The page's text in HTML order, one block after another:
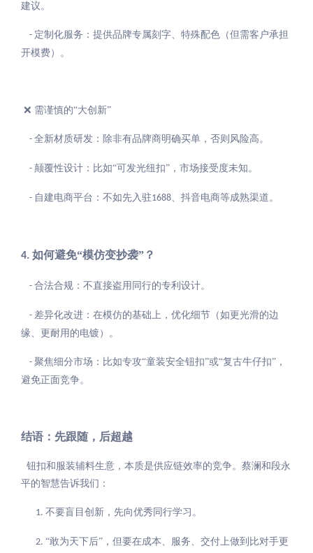
建议。
- 定制化服务：提供品牌专属刻字、特殊配色（但需客户承担
开模费）。
❌ 需谨慎的“大创新”
- 全新材质研发：除非有品牌商明确买单，否则风险高。
- 颠覆性设计：比如“可发光纽扣”，市场接受度未知。
- 自建电商平台：不如先入驻1688、抖音电商等成熟渠道。
4. 如何避免“模仿变抄袭”？
- 合法合规：不直接盗用同行的专利设计。
- 差异化改进：在模仿的基础上，优化细节（如更光滑的边
缘、更耐用的电镀）。
- 聚焦细分市场：比如专攻“童装安全钮扣”或“复古牛仔扣”，
避免正面竞争。
结语：先跟随，后超越
钮扣和服装辅料生意，本质是供应链效率的竞争。蔡澜和段永
平的智慧告诉我们：
1. 不要盲目创新，先向优秀同行学习。
2. “敢为天下后”，但要在成本、服务、交付上做到比对手更